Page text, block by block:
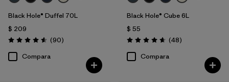
Black Hole® Duffel 70L
$ 209
Valoración: 4.6 / 5
(90Comentarios
)
Compara
Black Hole® Cube 6L
$ 55
Valoración: 4.7 / 5
(48Comentarios
)
Compara